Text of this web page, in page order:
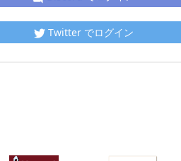
Twitter でログイン